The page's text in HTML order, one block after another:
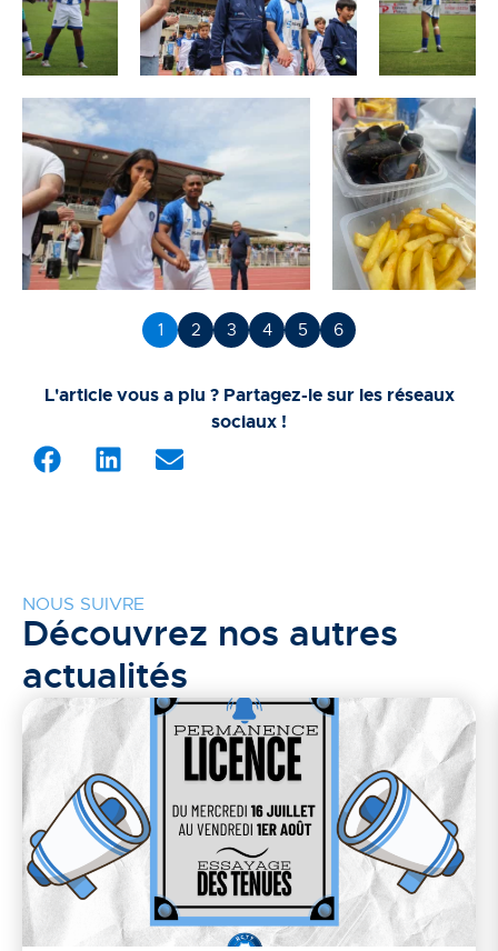
1 2 3 4 5 6
L'article vous a plu ? Partagez-le sur les réseaux
sociaux !
NOUS SUIVRE
Découvrez nos autres
actualités